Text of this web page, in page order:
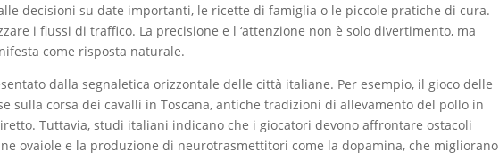
decisioni su date importanti, le ricette di famiglia o le piccole pratiche di cura.
i flussi di traffico. La precisione e l ‘attenzione non è solo divertimento, ma
come risposta naturale.
dalla segnaletica orizzontale delle città italiane. Per esempio, il gioco delle
sulla corsa dei cavalli in Toscana, antiche tradizioni di allevamento del pollo in
Tuttavia, studi italiani indicano che i giocatori devono affrontare ostacoli
ovaiole e la produzione di neurotrasmettitori come la dopamina, che migliorano